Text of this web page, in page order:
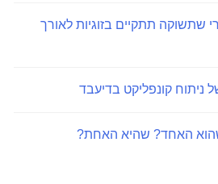
שתשוקה תתקיים בזוגיות לאורך
ניתוח קונפליקט בדיעבד
האחד? שהיא האחת?